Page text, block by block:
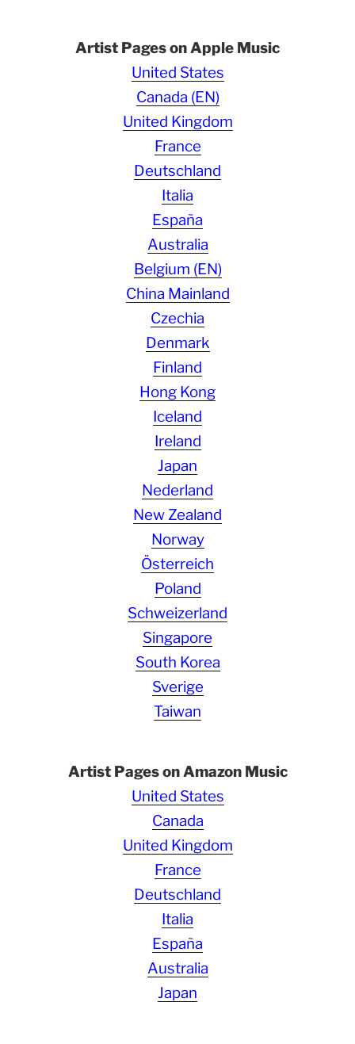
Artist Pages on Apple Music
United States
Canada (EN)
United Kingdom
France
Deutschland
Italia
España
Australia
Belgium (EN)
China Mainland
Czechia
Denmark
Finland
Hong Kong
Iceland
Ireland
Japan
Nederland
New Zealand
Norway
Österreich
Poland
Schweizerland
Singapore
South Korea
Sverige
Taiwan
Artist Pages on Amazon Music
United States
Canada
United Kingdom
France
Deutschland
Italia
España
Australia
Japan